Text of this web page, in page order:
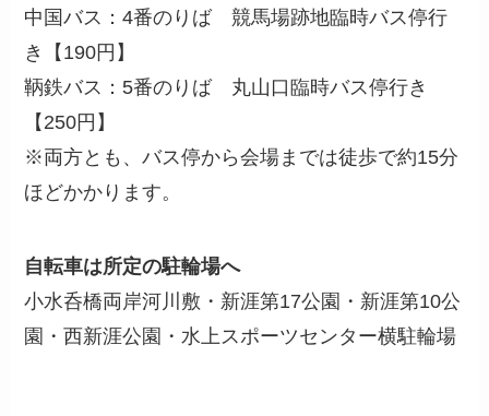
中国バス：4番のりば 競馬場跡地臨時バス停行
き【190円】
鞆鉄バス：5番のりば 丸山口臨時バス停行き
【250円】
※両方とも、バス停から会場までは徒歩で約15分
ほどかかります。
自転車は所定の駐輪場へ
小水呑橋両岸河川敷・新涯第17公園・新涯第10公
園・西新涯公園・水上スポーツセンター横駐輪場